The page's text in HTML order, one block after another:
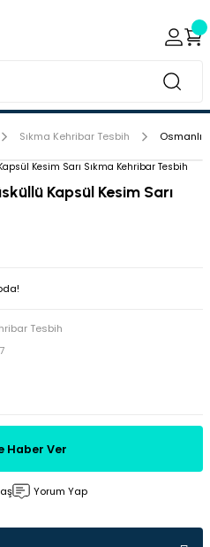
Sıkma Kehribar Tesbih Osmanlı
Kapsül Kesim Sarı
Tesbih
Haber Ver
Yorum Yap